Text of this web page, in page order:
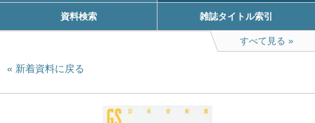
資料検索 雑誌タイトル索引
すべて見る
新着資料に戻る